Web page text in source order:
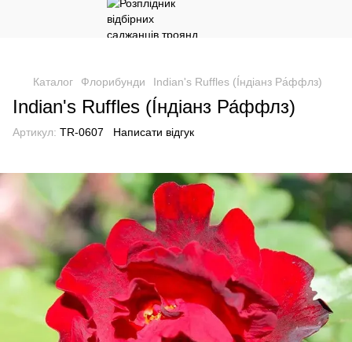
Каталог Флорибунди Indian's Ruffles (І́ндіанз Ра́ффлз)
Indian's Ruffles (І́ндіанз Ра́ффлз)
Артикул: TR-0607 Написати відгук